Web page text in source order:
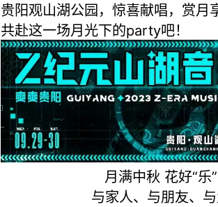
贵阳观山湖公园，惊喜献唱，赏月
共赴这一场月光下的party吧！
月满中秋 花好“乐
与家人、与朋友、